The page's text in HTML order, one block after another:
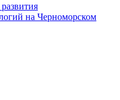
на Черноморском